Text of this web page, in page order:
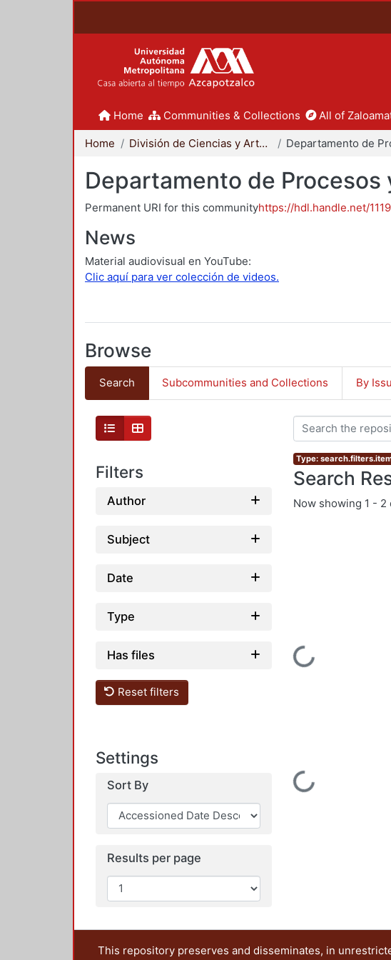
Home Communities & Collections All of
Home División de Ciencias y Artes para el Diseño
Departamento de Procesos
Permanent URI for this communityhttps://hdl.handle.net/
News
Material audiovisual en YouTube:
Clic aquí para ver colección de videos.
Browse
Search Subcommunities and Collections By
Filters
Author
Subject
Date
Type
Has files
Reset filters
Settings
Sort By
Results per page
Type:
Search
Now showing 1 - 2
Loading...
Loading...
This repository preserves and disseminates, in